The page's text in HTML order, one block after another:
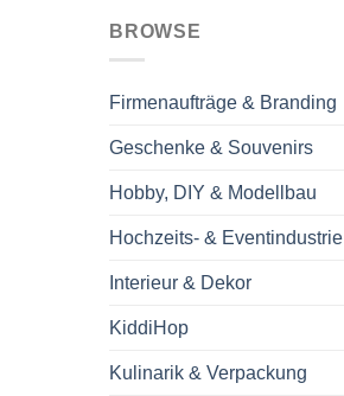
BROWSE
Firmenaufträge & Branding
Geschenke & Souvenirs
Hobby, DIY & Modellbau
Hochzeits- & Eventindustrie
Interieur & Dekor
KiddiHop
Kulinarik & Verpackung